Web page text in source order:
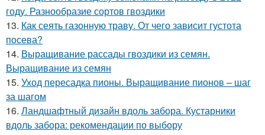
году. Разнообразие сортов гвоздики
13. Как сеять газонную траву. От чего зависит густота
посева?
14. Выращивание рассады гвоздики из семян.
Выращивание из семян
15. Уход пересадка пионы. Выращивание пионов – шаг
за шагом
16. Ландшафтный дизайн вдоль забора. Кустарники
вдоль забора: рекомендации по выбору